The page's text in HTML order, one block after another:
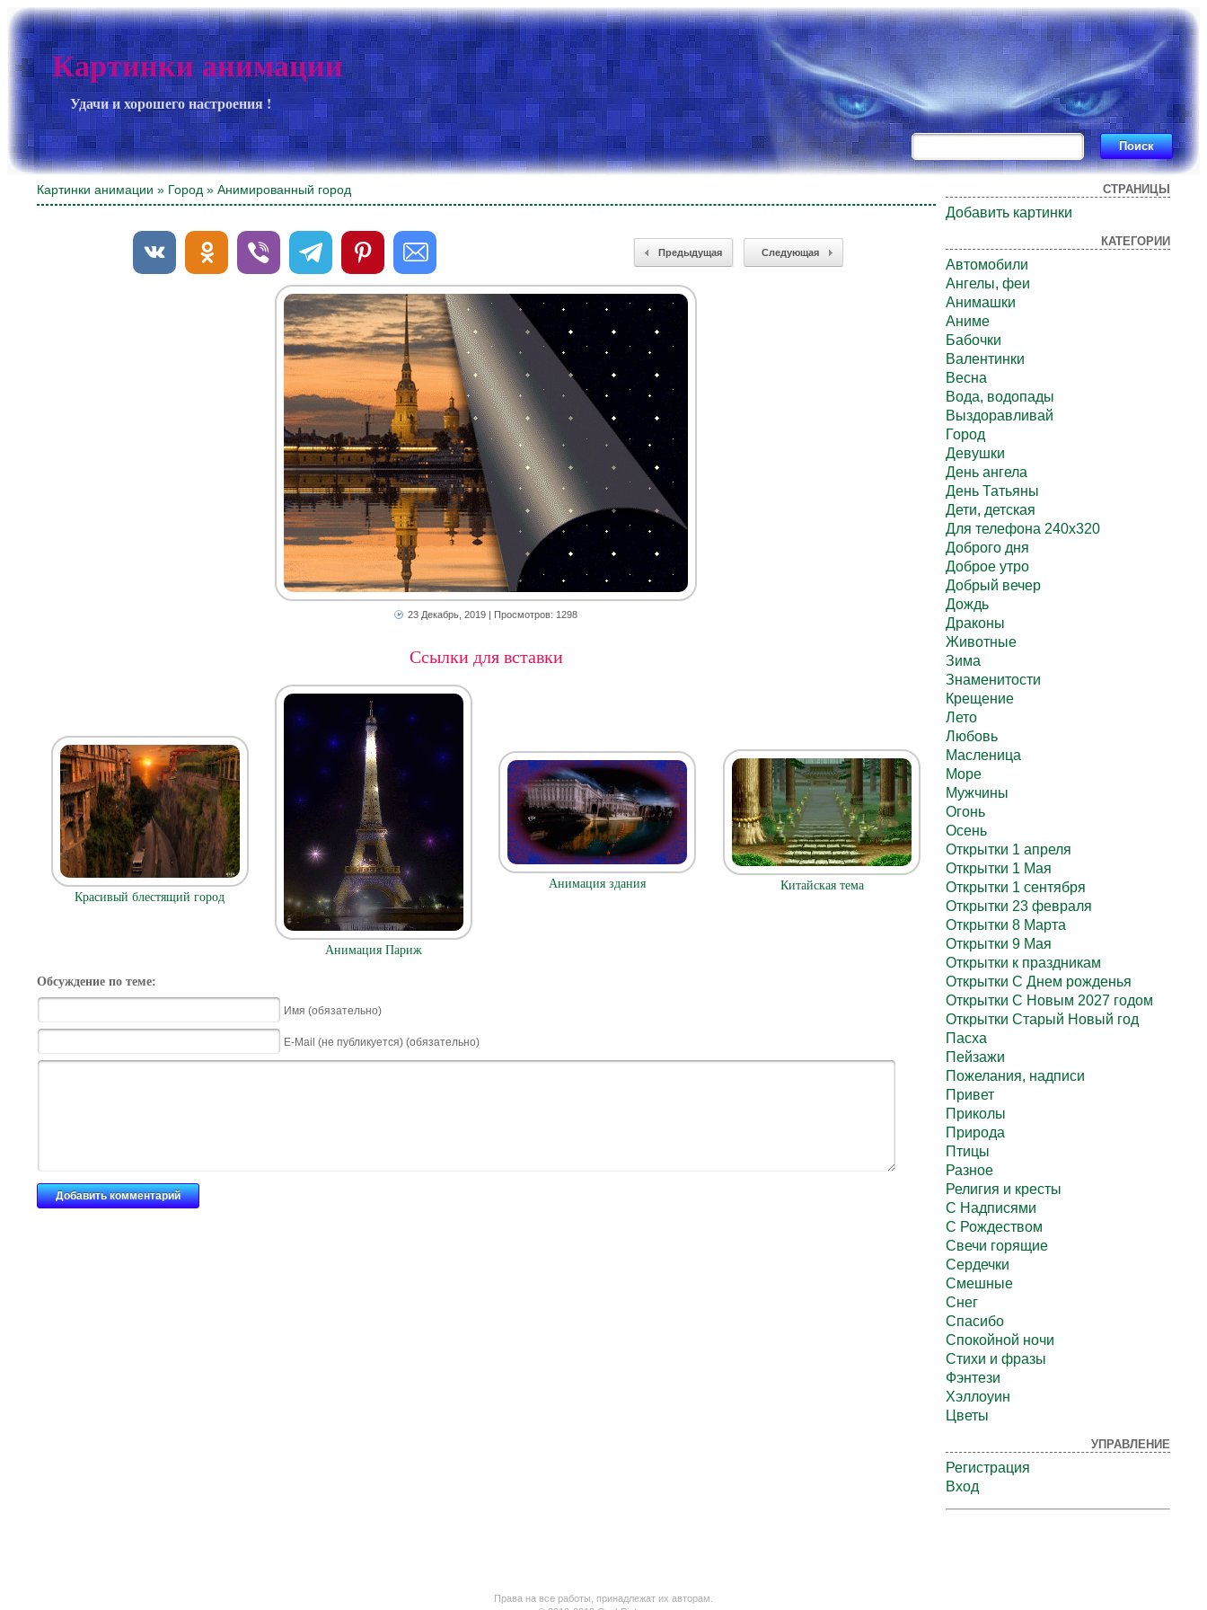
Картинки анимации
Удачи и хорошего настроения !
Картинки анимации » Город » Анимированный город
Предыдущая Следующая
23 Декабрь, 2019 | Просмотров: 1298
Ссылки для вставки
Красивый блестящий город
Анимация Париж
Анимация здания Китайская тема
Обсуждение по теме:
Имя (обязательно)
E-Mail (не публикуется) (обязательно)
СТРАНИЦЫ
Добавить картинки
КАТЕГОРИИ
Автомобили
Ангелы, феи
Анимашки
Аниме
Бабочки
Валентинки
Весна
Вода, водопады
Выздоравливай
Город
Девушки
День ангела
День Татьяны
Дети, детская
Для телефона 240х320
Доброго дня
Доброе утро
Добрый вечер
Дождь
Драконы
Животные
Зима
Знаменитости
Крещение
Лето
Любовь
Масленица
Море
Мужчины
Огонь
Осень
Открытки 1 апреля
Открытки 1 Мая
Открытки 1 сентября
Открытки 23 февраля
Открытки 8 Марта
Открытки 9 Мая
Открытки к праздникам
Открытки С Днем рожденья
Открытки С Новым 2027 годом
Открытки Старый Новый год
Пасха
Пейзажи
Пожелания, надписи
Привет
Приколы
Природа
Птицы
Разное
Религия и кресты
С Надписями
С Рождеством
Свечи горящие
Сердечки
Смешные
Снег
Спасибо
Спокойной ночи
Стихи и фразы
Фэнтези
Хэллоуин
Цветы
УПРАВЛЕНИЕ
Регистрация
Вход
Права на все работы, принадлежат их авторам.